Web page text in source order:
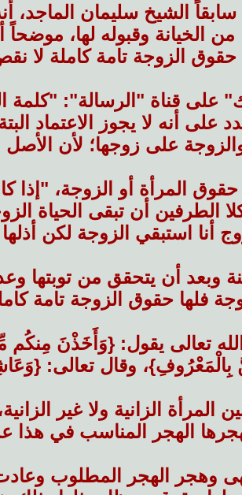
الشيخ سليمان الماجد،
من الخيانة وقبوله لها،
حقوق الزوجة تامة كاملة لا
على قناة "الرسالة": "كلمة
على أنه لا يجوز الاعتماد
على زوجها؛ لأن الأصل
أو الزوجة، "إذا كانت
أن تبقى الحياة
أنا استبقي الزوجة لكن
وبعد أن يتحقق من توبتها
فلها حقوق الزوجة تامة
تعالى يقول: {وَأَخَذْنَ مِنكُم
بِالْمَعْرُوفِ}، وقال تعالى:
الزانية ولا غير
الهجر المناسب في هذا
الهجر المطلوب وعادت